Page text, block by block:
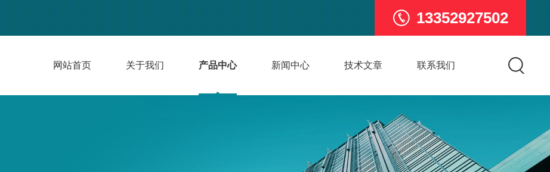
13352927502
网站首页 关于我们 产品中心 新闻中心 技术文章 联系我们